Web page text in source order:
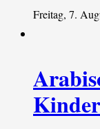
Freitag, 7.
Kinder